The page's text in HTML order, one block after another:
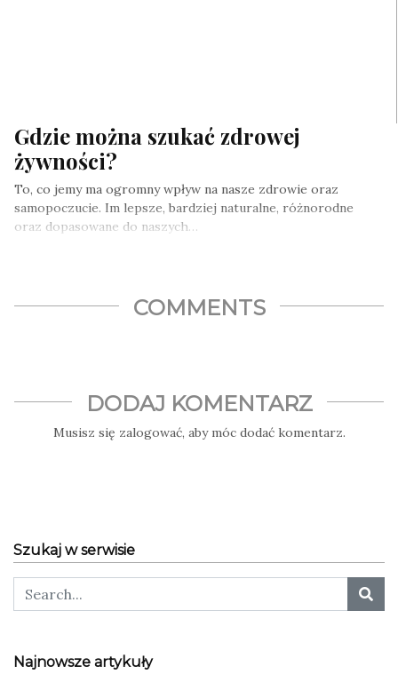
Gdzie można szukać zdrowej
żywności?
To, co jemy ma ogromny wpływ na nasze zdrowie oraz
samopoczucie. Im lepsze, bardziej naturalne, różnorodne
oraz dopasowane do naszych…
COMMENTS
DODAJ KOMENTARZ
Musisz się zalogować, aby móc dodać komentarz.
Szukaj w serwisie
Najnowsze artykuły